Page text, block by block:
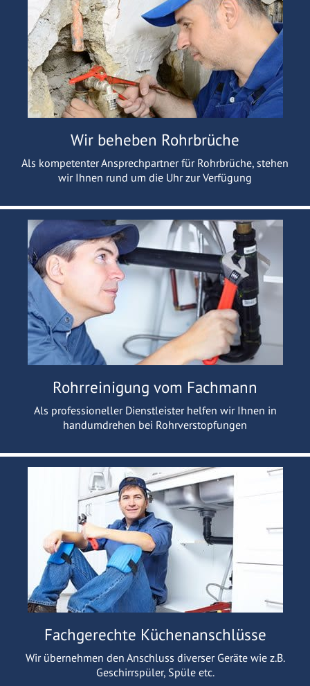
Wir beheben Rohrbrüche
Als kompetenter Ansprechpartner für Rohrbrüche, stehen
wir Ihnen rund um die Uhr zur Verfügung
Rohrreinigung vom Fachmann
Als professioneller Dienstleister helfen wir Ihnen in
handumdrehen bei Rohrverstopfungen
Fachgerechte Küchenanschlüsse
Wir übernehmen den Anschluss diverser Geräte wie z.B.
Geschirrspüler, Spüle etc.